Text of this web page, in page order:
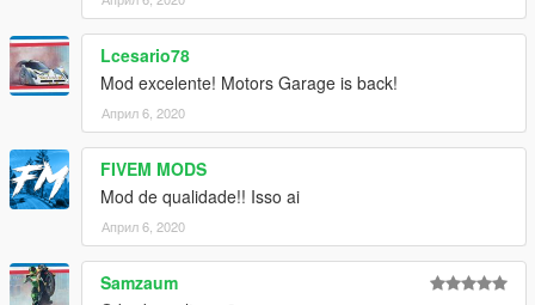
caso queira mais mods como esse, mantenha os créditos, e o
link original de download!
Peço com muita educação que respeite o trabalho dos outros.
********************BRAZIL********************
Lcesario78
Mod excelente! Motors Garage is back!
Април 6, 2020
FIVEM MODS
Mod de qualidade!! Isso ai
Април 6, 2020
Samzaum